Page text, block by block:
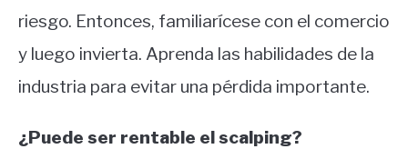
riesgo. Entonces, familiarícese con el comercio
y luego invierta. Aprenda las habilidades de la
industria para evitar una pérdida importante.
¿Puede ser rentable el scalping?